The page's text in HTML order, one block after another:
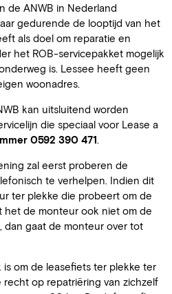
de ANWB in Nederland
gedurende de looptijd van het
als doel om reparatie en
het ROB-servicepakket mogelijk
is. Lessee heeft geen
woonadres.
kan uitsluitend worden
die speciaal voor Lease a
0592 390 471.
zal eerst proberen de
te verhelpen. Indien dit
ter plekke die probeert om de
het de monteur ook niet om de
dan gaat de monteur over tot
om de leasefiets ter plekke ter
op repatriëring van zichzelf